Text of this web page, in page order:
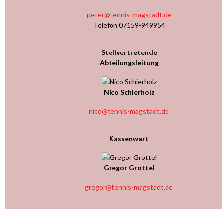
peter@tennis-magstadt.de
Telefon 07159-949954
Stellvertretende
Abteilungsleitung
Nico Schierholz
nico@tennis-magstadt.de
Kassenwart
Gregor Grottel
gregor@tennis-magstadt.de